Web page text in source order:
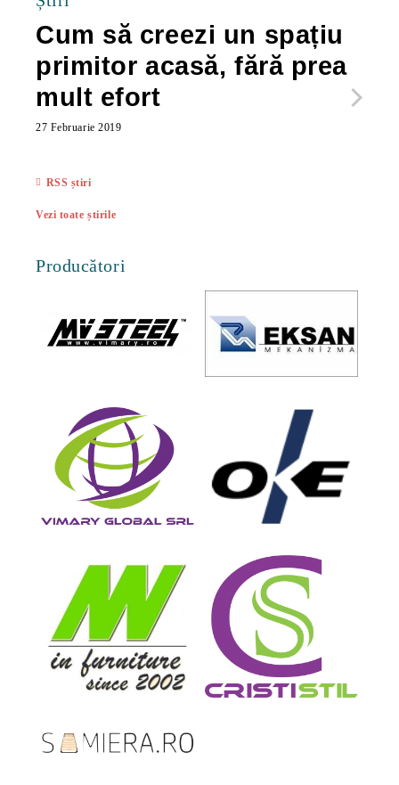
Cum să creezi un spațiu
primitor acasă, fără prea
mult efort
27 Februarie 2019
RSS știri
Vezi toate știrile
Producători